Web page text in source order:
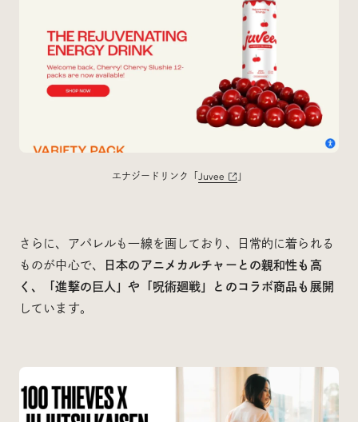
エナジードリンク「 Juvee 」
さらに、アパレルも一線を画しており、日常的に着られる
ものが中心で、
日本のアニメカルチャーとの親和性も高
く、「進撃の巨人」や「呪術廻戦」とのコラボ商品も展開
しています。